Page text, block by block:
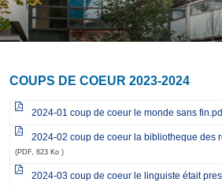
COUPS DE COEUR 2023-2024
2024-01 coup de coeur le monde sans
2024-02 coup de coeur la bibliotheque des
(PDF, 623 Ko )
2024-03 coup de coeur le linguiste était